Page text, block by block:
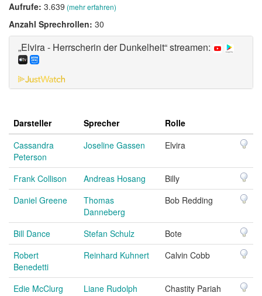
Aufrufe: 3.639 (mehr erfahren)
Anzahl Sprechrollen: 30
„Elvira - Herrscherin der Dunkelheit“ streamen:
Darsteller Sprecher
Rolle
Cassandra
Peterson
Joseline Gassen Elvira
Frank Collison Andreas Hosang
Billy
Daniel Greene
Thomas
Danneberg
Bob Redding
Bill Dance Stefan Schulz
Bote
Robert
Benedetti
Reinhard Kuhnert Calvin Cobb
Edie McClurg Liane Rudolph
Chastity Pariah